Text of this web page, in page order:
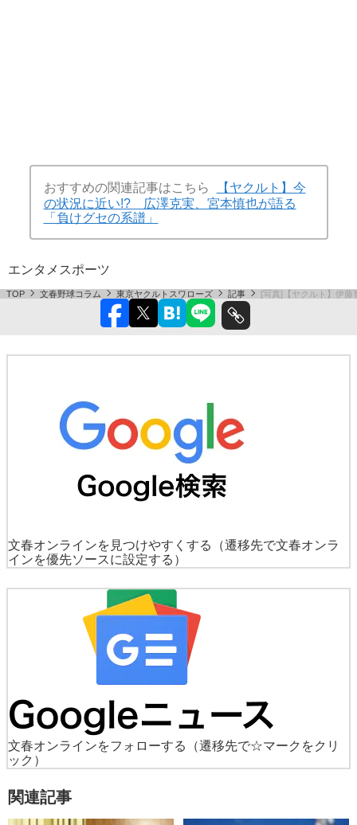
おすすめの関連記事はこちら
【ヤクルト】今
の状況に近い!? 広澤克実、宮本慎也が語る
「負けグセの系譜」
エンタメ スポーツ
TOP 文春野球コラム 東京ヤクルトスワローズ 記事 [写真]【ヤクルト】伊
文春オンラインを見つけやすくする
（遷移先で文春オンラ
インを優先ソースに設定する）
文春オンラインをフォローする
（遷移先で☆マークをクリ
ック）
関連記事